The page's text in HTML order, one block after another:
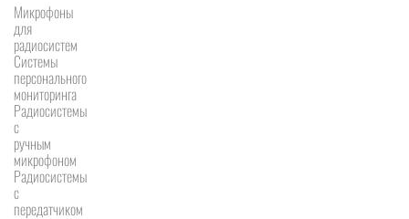
Микрофоны
для
радиосистем
Системы
персонального
мониторинга
Радиосистемы
c
ручным
микрофоном
Радиосистемы
с
передатчиком